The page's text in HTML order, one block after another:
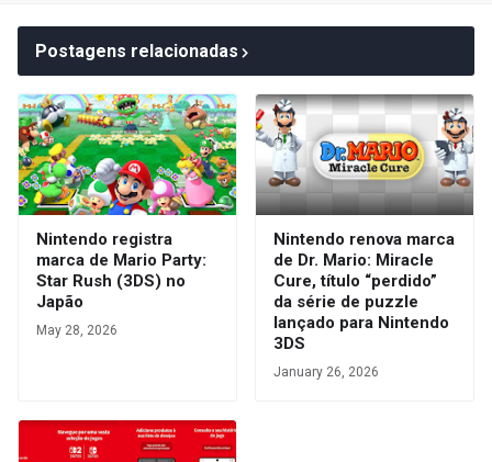
Postagens relacionadas
Nintendo registra
marca de Mario Party:
Star Rush (3DS) no
Japão
May 28, 2026
Nintendo renova marca
de Dr. Mario: Miracle
Cure, título “perdido”
da série de puzzle
lançado para Nintendo
3DS
January 26, 2026